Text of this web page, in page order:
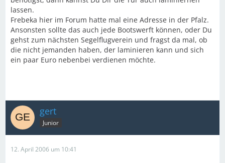
lassen.
Frebeka hier im Forum hatte mal eine Adresse in der Pfalz.
Ansonsten sollte das auch jede Bootswerft können, oder Du
gehst zum nächsten Segelflugverein und fragst da mal, ob
die nicht jemanden haben, der laminieren kann und sich
ein paar Euro nebenbei verdienen möchte.
gert
Junior
12. April 2006 um 10:41